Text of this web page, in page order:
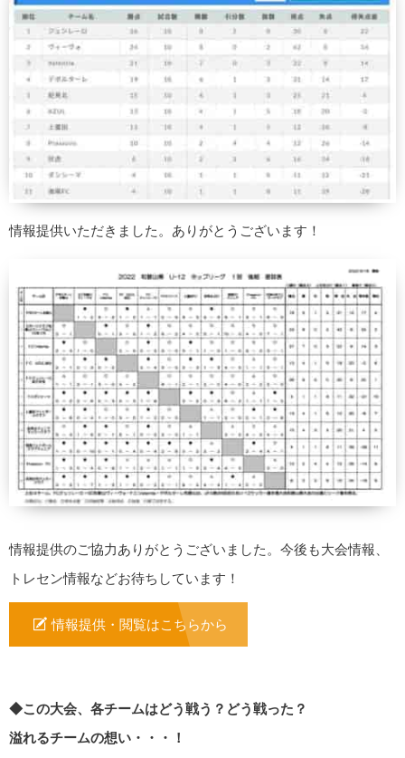
情報提供いただきました。ありがとうございます！
情報提供のご協力ありがとうございました。今後も大会情報、
トレセン情報などお待ちしています！
情報提供・閲覧はこちらから
◆この大会、各チームはどう戦う？どう戦った？
溢れるチームの想い・・・！